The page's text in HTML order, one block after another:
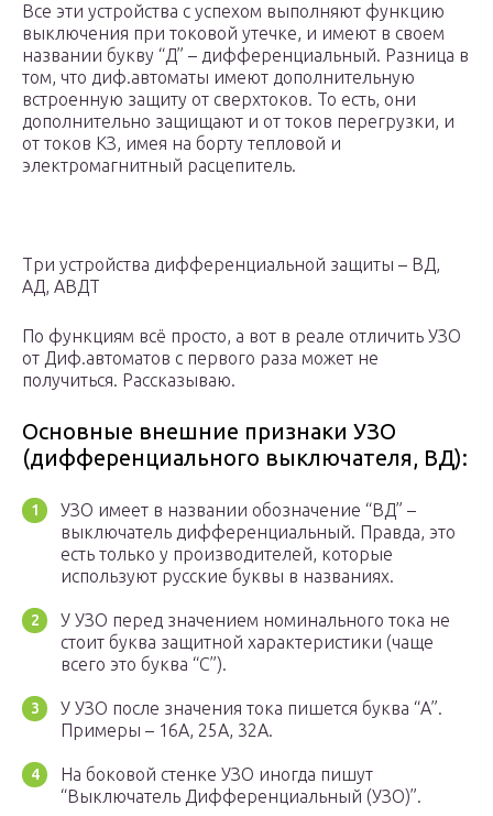
Все эти устройства с успехом выполняют функцию
выключения при токовой утечке, и имеют в своем
названии букву “Д” – дифференциальный. Разница в
том, что диф.автоматы имеют дополнительную
встроенную защиту от сверхтоков. То есть, они
дополнительно защищают и от токов перегрузки, и
от токов КЗ, имея на борту тепловой и
электромагнитный расцепитель.
Три устройства дифференциальной защиты – ВД,
АД, АВДТ
По функциям всё просто, а вот в реале отличить УЗО
от Диф.автоматов с первого раза может не
получиться. Рассказываю.
Основные внешние признаки УЗО
(дифференциального выключателя, ВД):
УЗО имеет в названии обозначение “ВД” –
выключатель дифференциальный. Правда, это
есть только у производителей, которые
используют русские буквы в названиях.
У УЗО перед значением номинального тока не
стоит буква защитной характеристики (чаще
всего это буква “С”).
У УЗО после значения тока пишется буква “А”.
Примеры – 16А, 25А, 32А.
На боковой стенке УЗО иногда пишут
“Выключатель Дифференциальный (УЗО)”.